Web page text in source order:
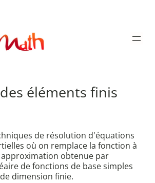
éléments finis
de résolution d'équations
où on remplace la fonction à
obtenue par
de fonctions de base simples
dimension finie.